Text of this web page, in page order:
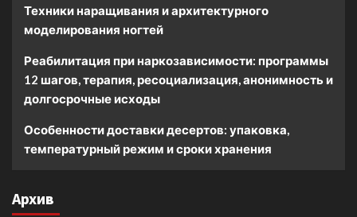
Техники наращивания и архитектурного
моделирования ногтей
Реабилитация при наркозависимости: программы
12 шагов, терапия, ресоциализация, анонимность и
долгосрочные исходы
Особенности доставки десертов: упаковка,
температурный режим и сроки хранения
Архив